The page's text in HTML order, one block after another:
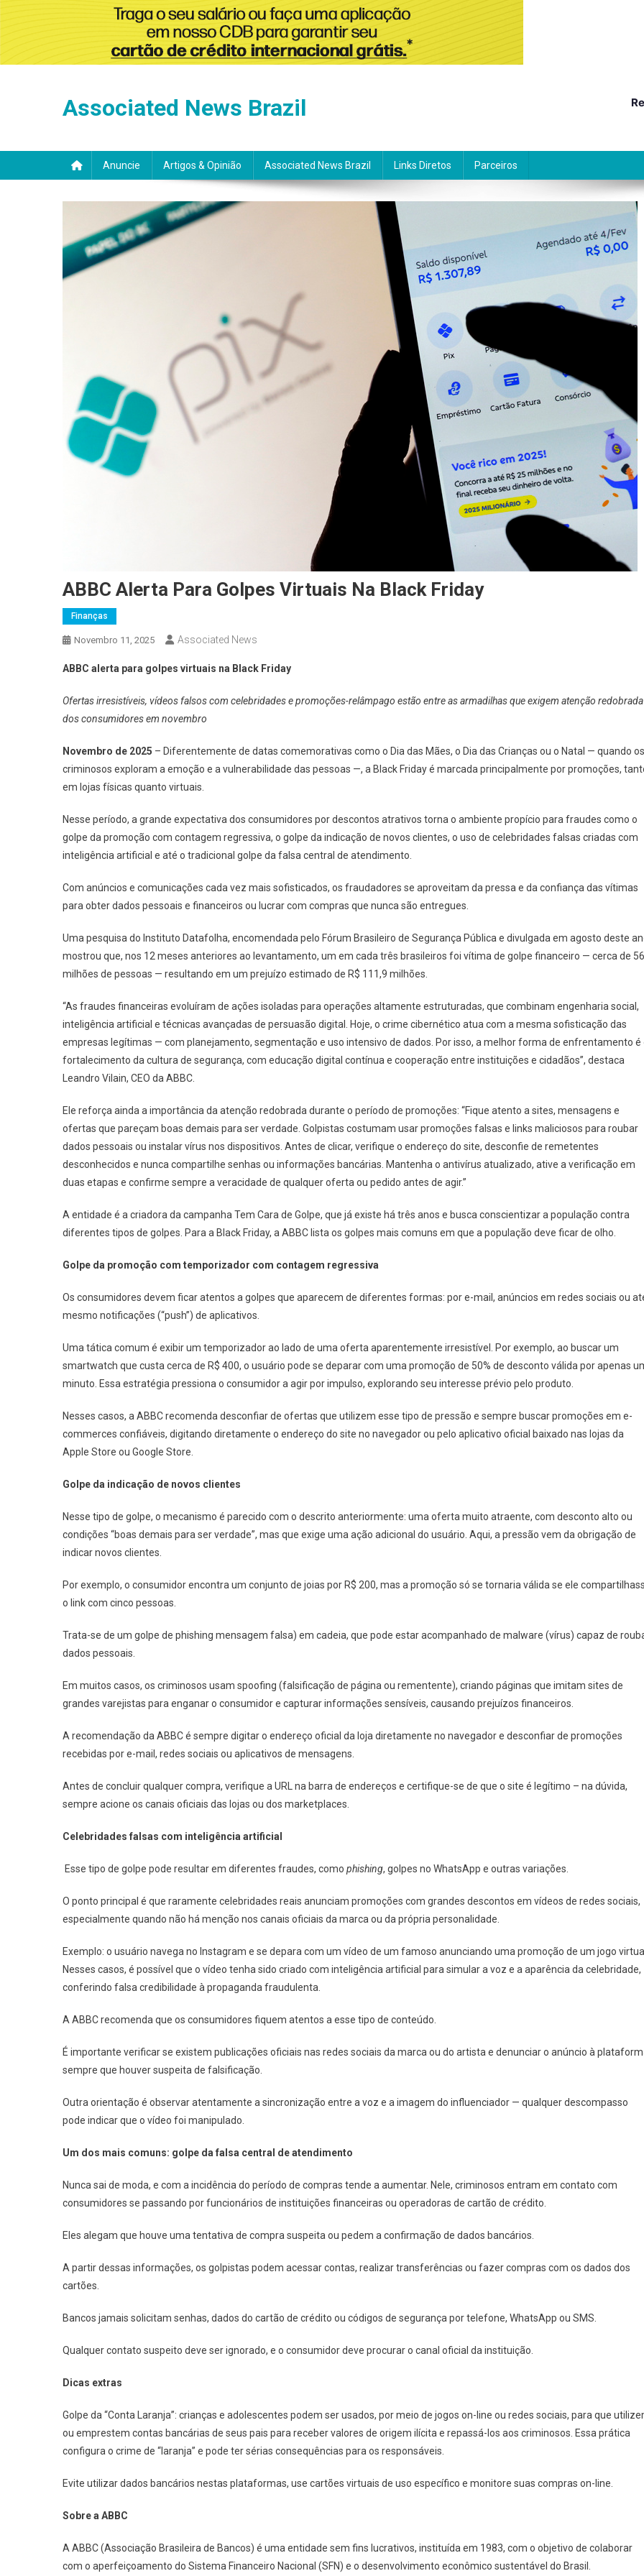
Associated News Brazil
Anuncie Artigos & Opinião Associated News Brazil Links Diretos Parceiros
ABBC Alerta Para Golpes Virtuais Na Black Friday
Finanças
Novembro 11, 2025 Associated News
ABBC alerta para golpes virtuais na Black Friday
Ofertas irresistíveis, vídeos falsos com celebridades e promoções-relâmpago estão entre as armadilhas que exigem atenção redobrada
dos consumidores em novembro
Novembro de 2025 – Diferentemente de datas comemorativas como o Dia das Mães, o Dia das Crianças ou o Natal — quando os
criminosos exploram a emoção e a vulnerabilidade das pessoas —, a Black Friday é marcada principalmente por promoções,
em lojas físicas quanto virtuais.
Nesse período, a grande expectativa dos consumidores por descontos atrativos torna o ambiente propício para fraudes como o
golpe da promoção com contagem regressiva, o golpe da indicação de novos clientes, o uso de celebridades falsas criadas com
inteligência artificial e até o tradicional golpe da falsa central de atendimento.
Com anúncios e comunicações cada vez mais sofisticados, os fraudadores se aproveitam da pressa e da confiança das vítimas
para obter dados pessoais e financeiros ou lucrar com compras que nunca são entregues.
Uma pesquisa do Instituto Datafolha, encomendada pelo Fórum Brasileiro de Segurança Pública e divulgada em agosto deste
mostrou que, nos 12 meses anteriores ao levantamento, um em cada três brasileiros foi vítima de golpe financeiro — cerca de 56
milhões de pessoas — resultando em um prejuízo estimado de R$ 111,9 milhões.
“As fraudes financeiras evoluíram de ações isoladas para operações altamente estruturadas, que combinam engenharia social,
inteligência artificial e técnicas avançadas de persuasão digital. Hoje, o crime cibernético atua com a mesma sofisticação das
empresas legítimas — com planejamento, segmentação e uso intensivo de dados. Por isso, a melhor forma de enfrentamento é
fortalecimento da cultura de segurança, com educação digital contínua e cooperação entre instituições e cidadãos”, destaca
Leandro Vilain, CEO da ABBC.
Ele reforça ainda a importância da atenção redobrada durante o período de promoções: “Fique atento a sites, mensagens e
ofertas que pareçam boas demais para ser verdade. Golpistas costumam usar promoções falsas e links maliciosos para roubar
dados pessoais ou instalar vírus nos dispositivos. Antes de clicar, verifique o endereço do site, desconfie de remetentes
desconhecidos e nunca compartilhe senhas ou informações bancárias. Mantenha o antivírus atualizado, ative a verificação em
duas etapas e confirme sempre a veracidade de qualquer oferta ou pedido antes de agir.”
A entidade é a criadora da campanha Tem Cara de Golpe, que já existe há três anos e busca conscientizar a população contra
diferentes tipos de golpes. Para a Black Friday, a ABBC lista os golpes mais comuns em que a população deve ficar de olho.
Golpe da promoção com temporizador com contagem regressiva
Os consumidores devem ficar atentos a golpes que aparecem de diferentes formas: por e-mail, anúncios em redes sociais ou
mesmo notificações (“push”) de aplicativos.
Uma tática comum é exibir um temporizador ao lado de uma oferta aparentemente irresistível. Por exemplo, ao buscar um
smartwatch que custa cerca de R$ 400, o usuário pode se deparar com uma promoção de 50% de desconto válida por apenas
minuto. Essa estratégia pressiona o consumidor a agir por impulso, explorando seu interesse prévio pelo produto.
Nesses casos, a ABBC recomenda desconfiar de ofertas que utilizem esse tipo de pressão e sempre buscar promoções em e-
commerces confiáveis, digitando diretamente o endereço do site no navegador ou pelo aplicativo oficial baixado nas lojas da
Apple Store ou Google Store.
Golpe da indicação de novos clientes
Nesse tipo de golpe, o mecanismo é parecido com o descrito anteriormente: uma oferta muito atraente, com desconto alto ou
condições “boas demais para ser verdade”, mas que exige uma ação adicional do usuário. Aqui, a pressão vem da obrigação de
indicar novos clientes.
Por exemplo, o consumidor encontra um conjunto de joias por R$ 200, mas a promoção só se tornaria válida se ele
o link com cinco pessoas.
Trata-se de um golpe de phishing mensagem falsa) em cadeia, que pode estar acompanhado de malware (vírus) capaz de
dados pessoais.
Em muitos casos, os criminosos usam spoofing (falsificação de página ou rementente), criando páginas que imitam sites de
grandes varejistas para enganar o consumidor e capturar informações sensíveis, causando prejuízos financeiros.
A recomendação da ABBC é sempre digitar o endereço oficial da loja diretamente no navegador e desconfiar de promoções
recebidas por e-mail, redes sociais ou aplicativos de mensagens.
Antes de concluir qualquer compra, verifique a URL na barra de endereços e certifique-se de que o site é legítimo – na dúvida,
sempre acione os canais oficiais das lojas ou dos marketplaces.
Celebridades falsas com inteligência artificial
Esse tipo de golpe pode resultar em diferentes fraudes, como phishing, golpes no WhatsApp e outras variações.
O ponto principal é que raramente celebridades reais anunciam promoções com grandes descontos em vídeos de redes sociais,
especialmente quando não há menção nos canais oficiais da marca ou da própria personalidade.
Exemplo: o usuário navega no Instagram e se depara com um vídeo de um famoso anunciando uma promoção de um jogo
Nesses casos, é possível que o vídeo tenha sido criado com inteligência artificial para simular a voz e a aparência da celebridade,
conferindo falsa credibilidade à propaganda fraudulenta.
A ABBC recomenda que os consumidores fiquem atentos a esse tipo de conteúdo.
É importante verificar se existem publicações oficiais nas redes sociais da marca ou do artista e denunciar o anúncio à
sempre que houver suspeita de falsificação.
Outra orientação é observar atentamente a sincronização entre a voz e a imagem do influenciador — qualquer descompasso
pode indicar que o vídeo foi manipulado.
Um dos mais comuns: golpe da falsa central de atendimento
Nunca sai de moda, e com a incidência do período de compras tende a aumentar. Nele, criminosos entram em contato com
consumidores se passando por funcionários de instituições financeiras ou operadoras de cartão de crédito.
Eles alegam que houve uma tentativa de compra suspeita ou pedem a confirmação de dados bancários.
A partir dessas informações, os golpistas podem acessar contas, realizar transferências ou fazer compras com os dados dos
cartões.
Bancos jamais solicitam senhas, dados do cartão de crédito ou códigos de segurança por telefone, WhatsApp ou SMS.
Qualquer contato suspeito deve ser ignorado, e o consumidor deve procurar o canal oficial da instituição.
Dicas extras
Golpe da “Conta Laranja”: crianças e adolescentes podem ser usados, por meio de jogos on-line ou redes sociais, para que
ou emprestem contas bancárias de seus pais para receber valores de origem ilícita e repassá-los aos criminosos. Essa prática
configura o crime de “laranja” e pode ter sérias consequências para os responsáveis.
Evite utilizar dados bancários nestas plataformas, use cartões virtuais de uso específico e monitore suas compras on-line.
Sobre a ABBC
A ABBC (Associação Brasileira de Bancos) é uma entidade sem fins lucrativos, instituída em 1983, com o objetivo de colaborar
com o aperfeiçoamento do Sistema Financeiro Nacional (SFN) e o desenvolvimento econômico sustentável do Brasil.